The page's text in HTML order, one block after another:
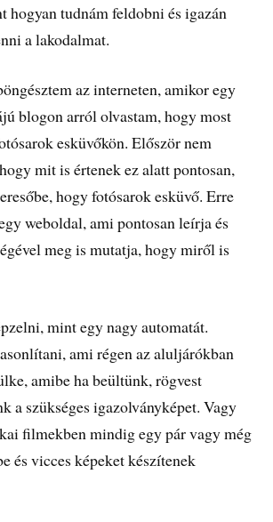
hogyan tudnám feldobni és igazán
a lakodalmat.
az interneten, amikor egy
blogon arról olvastam, hogy most
esküvőkön. Először nem
mit is értenek ez alatt pontosan,
hogy fotósarok esküvő. Erre
weboldal, ami pontosan leírja és
meg is mutatja, hogy miről is
mint egy nagy automatát.
ami régen az aluljárókban
amibe ha beültünk, rögvest
a szükséges igazolványképet. Vagy
filmekben mindig egy pár vagy még
és vicces képeket készítenek